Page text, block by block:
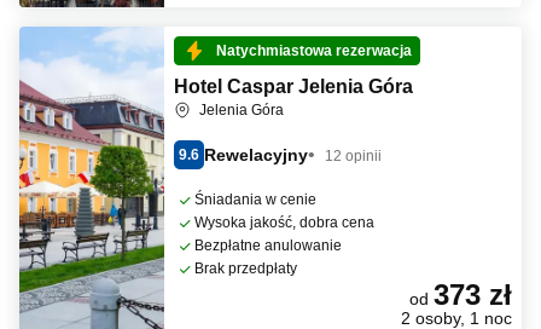
Natychmiastowa rezerwacja
Hotel Caspar Jelenia Góra
Jelenia Góra
9.6 Rewelacyjny 12 opinii
Śniadania w cenie
Wysoka jakość, dobra cena
Bezpłatne anulowanie
Brak przedpłaty
od 373 zł
2 osoby, 1 noc